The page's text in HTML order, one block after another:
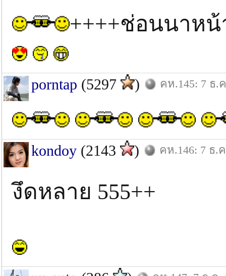
++++ช่อนนาห
porntap (5297 ) คห.145: 7 ธ.
kondoy (2143 ) คห.146: 7 ธ.
งึดหลาย 555++